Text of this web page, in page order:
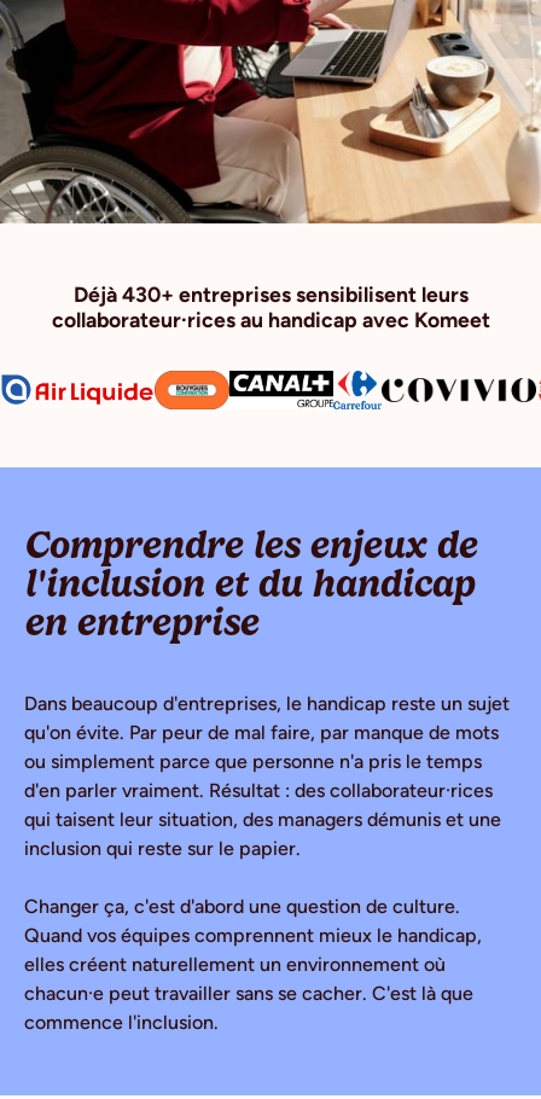
Déjà 430+ entreprises sensibilisent leurs
collaborateur·rices au handicap avec Komeet
Comprendre les enjeux de
l'inclusion et du handicap
en entreprise
Dans beaucoup d'entreprises, le handicap reste un sujet
qu'on évite. Par peur de mal faire, par manque de mots
ou simplement parce que personne n'a pris le temps
d'en parler vraiment. Résultat : des collaborateur·rices
qui taisent leur situation, des managers démunis et une
inclusion qui reste sur le papier.
Changer ça, c'est d'abord une question de culture.
Quand vos équipes comprennent mieux le handicap,
elles créent naturellement un environnement où
chacun·e peut travailler sans se cacher. C'est là que
commence l'inclusion.